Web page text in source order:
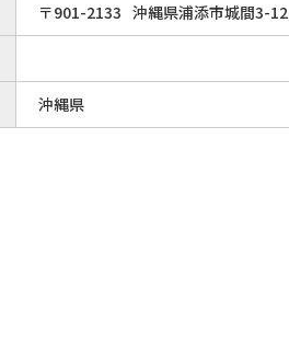
〒901-2133 沖縄県浦添市城間3-
沖縄県